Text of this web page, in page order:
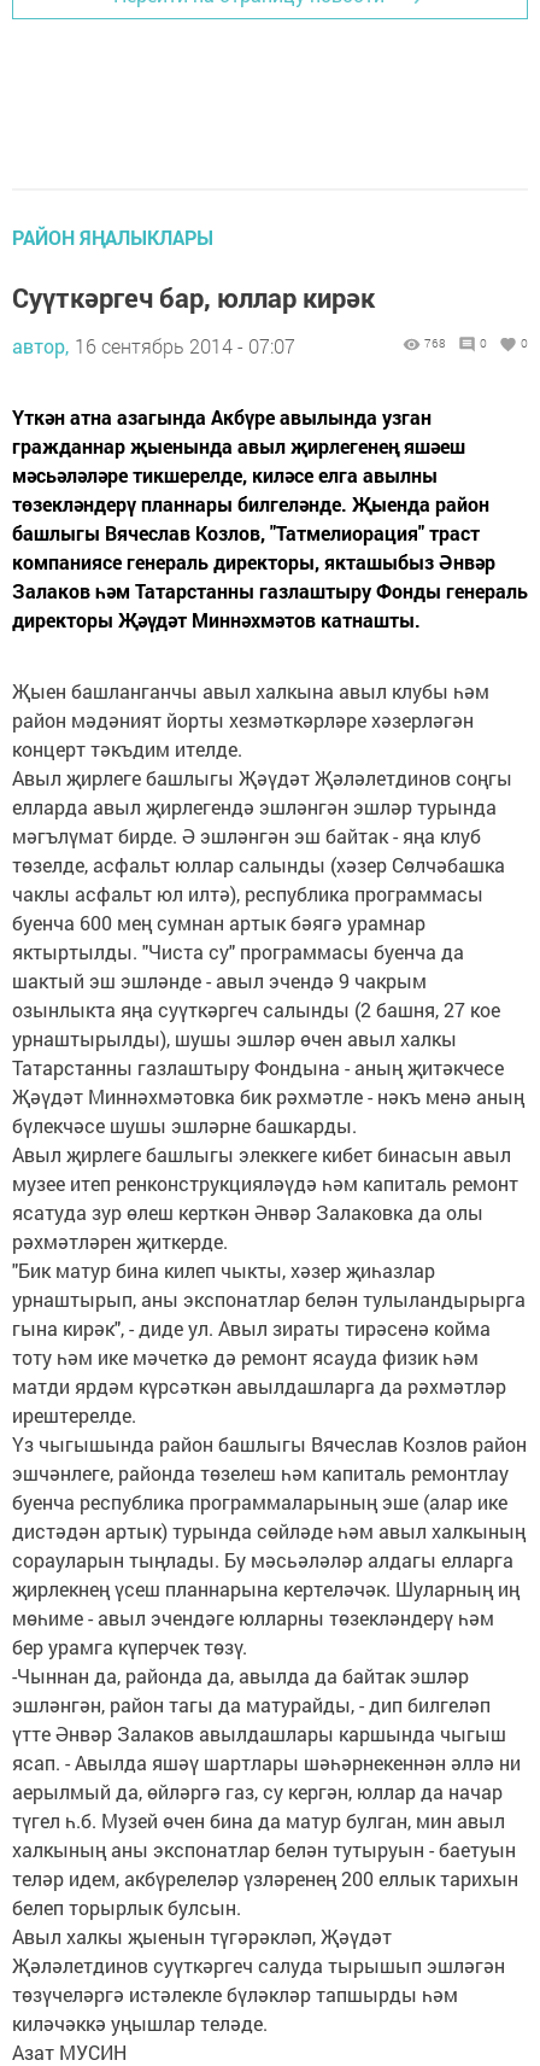
РАЙОН ЯҢАЛЫКЛАРЫ
Суүткәргеч бар, юллар кирәк
автор, 16 сентябрь 2014 - 07:07 768 0 0
Үткән атна азагында Акбүре авылында узган
гражданнар җыенында авыл җирлегенең яшәеш
мәсьәләләре тикшерелде, киләсе елга авылны
төзекләндерү планнары билгеләнде. Җыенда район
башлыгы Вячеслав Козлов, "Татмелиорация" траст
компаниясе генераль директоры, якташыбыз Әнвәр
Залаков һәм Татарстанны газлаштыру Фонды генераль
директоры Җәүдәт Миннәхмәтов катнашты.
Җыен башланганчы авыл халкына авыл клубы һәм
район мәдәният йорты хезмәткәрләре хәзерләгән
концерт тәкъдим ителде.
Авыл җирлеге башлыгы Җәүдәт Җәләлетдинов соңгы
елларда авыл җирлегендә эшләнгән эшләр турында
мәгълүмат бирде. Ә эшләнгән эш байтак - яңа клуб
төзелде, асфальт юллар салынды (хәзер Сөлчәбашка
чаклы асфальт юл илтә), республика программасы
буенча 600 мең сумнан артык бәягә урамнар
яктыртылды. "Чиста су" программасы буенча да
шактый эш эшләнде - авыл эчендә 9 чакрым
озынлыкта яңа суүткәргеч салынды (2 башня, 27 кое
урнаштырылды), шушы эшләр өчен авыл халкы
Татарстанны газлаштыру Фондына - аның җитәкчесе
Җәүдәт Миннәхмәтовка бик рәхмәтле - нәкъ менә аның
бүлекчәсе шушы эшләрне башкарды.
Авыл җирлеге башлыгы элеккеге кибет бинасын авыл
музее итеп ренконструкцияләүдә һәм капиталь ремонт
ясатуда зур өлеш керткән Әнвәр Залаковка да олы
рәхмәтләрен җиткерде.
"Бик матур бина килеп чыкты, хәзер җиһазлар
урнаштырып, аны экспонатлар белән тулыландырырга
гына кирәк", - диде ул. Авыл зираты тирәсенә койма
тоту һәм ике мәчеткә дә ремонт ясауда физик һәм
матди ярдәм күрсәткән авылдашларга да рәхмәтләр
ирештерелде.
Үз чыгышында район башлыгы Вячеслав Козлов район
эшчәнлеге, районда төзелеш һәм капиталь ремонтлау
буенча республика программаларының эше (алар ике
дистәдән артык) турында сөйләде һәм авыл халкының
сорауларын тыңлады. Бу мәсьәләләр алдагы елларга
җирлекнең үсеш планнарына кертеләчәк. Шуларның иң
мөһиме - авыл эчендәге юлларны төзекләндерү һәм
бер урамга күперчек төзү.
-Чыннан да, районда да, авылда да байтак эшләр
эшләнгән, район тагы да матурайды, - дип билгеләп
үтте Әнвәр Залаков авылдашлары каршында чыгыш
ясап. - Авылда яшәү шартлары шәһәрнекеннән әллә ни
аерылмый да, өйләргә газ, су кергән, юллар да начар
түгел һ.б. Музей өчен бина да матур булган, мин авыл
халкының аны экспонатлар белән тутыруын - баетуын
теләр идем, акбүрелеләр үзләренең 200 еллык тарихын
белеп торырлык булсын.
Авыл халкы җыенын түгәрәкләп, Җәүдәт
Җәләлетдинов суүткәргеч салуда тырышып эшләгән
төзүчеләргә истәлекле бүләкләр тапшырды һәм
киләчәккә уңышлар теләде.
Азат МУСИН